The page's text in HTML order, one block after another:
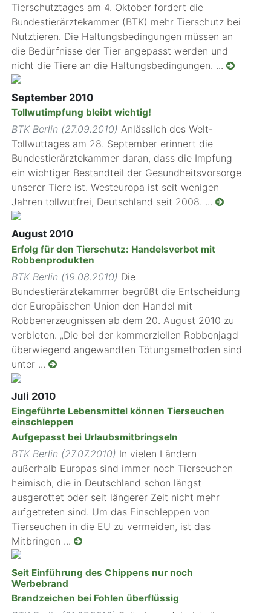
Tierschutztages am 4. Oktober fordert die
Bundestierärztekammer (BTK) mehr Tierschutz bei
Nutztieren. Die Haltungsbedingungen müssen an
die Bedürfnisse der Tier angepasst werden und
nicht die Tiere an die Haltungsbedingungen. ...
September 2010
Tollwutimpfung bleibt wichtig!
BTK Berlin (27.09.2010) Anlässlich des Welt-
Tollwuttages am 28. September erinnert die
Bundestierärztekammer daran, dass die Impfung
ein wichtiger Bestandteil der Gesundheitsvorsorge
unserer Tiere ist. Westeuropa ist seit wenigen
Jahren tollwutfrei, Deutschland seit 2008. ...
August 2010
Erfolg für den Tierschutz: Handelsverbot mit
Robbenprodukten
BTK Berlin (19.08.2010) Die
Bundestierärztekammer begrüßt die Entscheidung
der Europäischen Union den Handel mit
Robbenerzeugnissen ab dem 20. August 2010 zu
verbieten. „Die bei der kommerziellen Robbenjagd
überwiegend angewandten Tötungsmethoden sind
unter ...
Juli 2010
Eingeführte Lebensmittel können Tierseuchen
einschleppen
Aufgepasst bei Urlaubsmitbringseln
BTK Berlin (27.07.2010) In vielen Ländern
außerhalb Europas sind immer noch Tierseuchen
heimisch, die in Deutschland schon längst
ausgerottet oder seit längerer Zeit nicht mehr
aufgetreten sind. Um das Einschleppen von
Tierseuchen in die EU zu vermeiden, ist das
Mitbringen ...
Seit Einführung des Chippens nur noch
Werbebrand
Brandzeichen bei Fohlen überflüssig